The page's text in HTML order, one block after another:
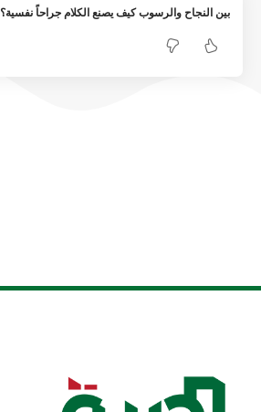
بين النجاح والرسوب كيف يصنع الكلام جراحاً نفسية؟